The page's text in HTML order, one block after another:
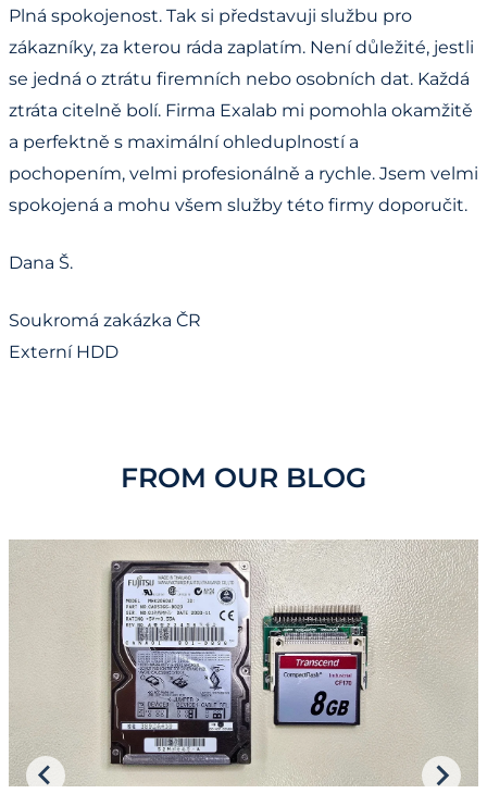
Plná spokojenost. Tak si představuji službu pro
zákazníky, za kterou ráda zaplatím. Není důležité, jestli
se jedná o ztrátu firemních nebo osobních dat. Každá
ztráta citelně bolí. Firma Exalab mi pomohla okamžitě
a perfektně s maximální ohleduplností a
pochopením, velmi profesionálně a rychle. Jsem velmi
spokojená a mohu všem služby této firmy doporučit.
Dana Š.
Soukromá zakázka ČR
Externí HDD
FROM OUR BLOG